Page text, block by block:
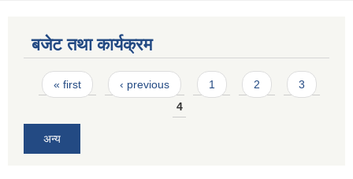
बजेट तथा कार्यक्रम
Pages
« first ‹ previous 1 2
3
4
अन्य